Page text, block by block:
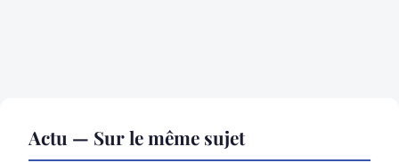
Actu — Sur le même sujet